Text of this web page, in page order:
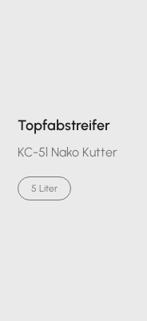
Topfabstreifer
KC-5l Nako Kutter
5 Liter